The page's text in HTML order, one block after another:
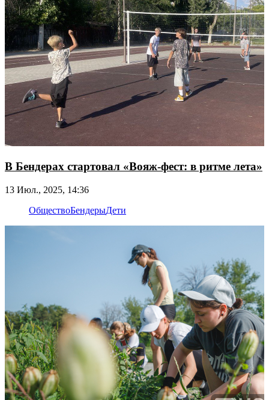
В Бендерах стартовал «Вояж-фест: в ритме лета»
13 Июл., 2025, 14:36
ОбществоБендерыДети